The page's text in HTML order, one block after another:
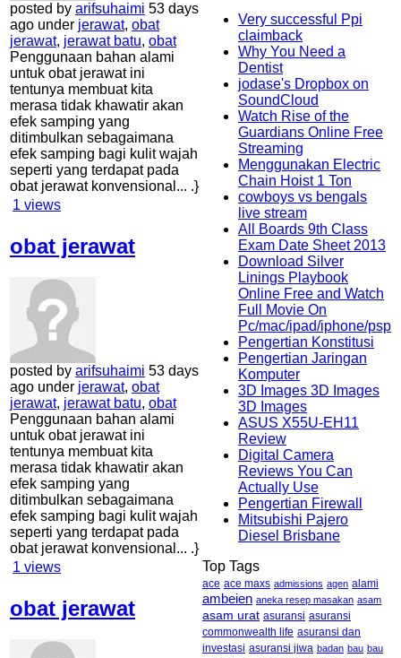
posted by arifsuhaimi 53 days
ago under jerawat, obat
jerawat, jerawat batu, obat
Penggunaan bahan alami
untuk obat jerawat ini
tentunya membuat kita
merasa tidak khawatir akan
efek samping yang
ditimbulkan sebagaimana
efek samping bagi kulit wajah
seperti yang terdapat pada
obat jerawat konvensional... .}
1 views
obat jerawat
posted by arifsuhaimi 53 days
ago under jerawat, obat
jerawat, jerawat batu, obat
Penggunaan bahan alami
untuk obat jerawat ini
tentunya membuat kita
merasa tidak khawatir akan
efek samping yang
ditimbulkan sebagaimana
efek samping bagi kulit wajah
seperti yang terdapat pada
obat jerawat konvensional... .}
1 views
obat jerawat
Very successful Ppi
claimback
Why You Need a
Dentist
jodase's Dropbox on
SoundCloud
Watch Rise of the
Guardians Online Free
Streaming
Menggunakan Electric
Chain Hoist 1 Ton
cowboys vs bengals
live stream
All Boards 9th Class
Exam Date Sheet 2013
Download Silver
Linings Playbook
Online Free and Watch
Full Movie On
Pc/mac/ipad/iphone/psp
Pengertian Konstitusi
Pengertian Jaringan
Komputer
3D Images 3D Images
3D Images
ASUS X55U-EH11
Review
Digital Camera
Reviews You Can
Actually Use
Pengertian Firewall
Mitsubishi Pajero
Diesel Brisbane
Top Tags
ace ace maxs admissions agen alami
ambeien aneka resep masakan asam
asam urat asuransi asuransi
commonwealth life asuransi dan
investasi asuransi jiwa badan bau bau